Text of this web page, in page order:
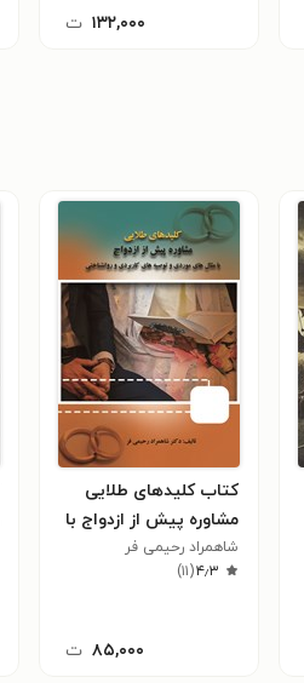
۱۳۲,۰۰۰ ت
کتاب کلیدهای طلایی
مشاوره پیش از ازدواج با
مثال های موردی و
توصیه های کاربردی و
شاهمراد رحیمی فر
۴٫۳(۱۱)
۸۵,۰۰۰ ت